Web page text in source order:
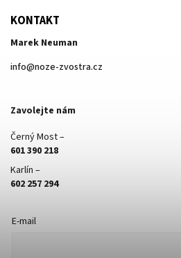
KONTAKT
Marek Neuman
info@noze-zvostra.cz
Zavolejte nám
Černý Most –
601 390 218
Karlín –
602 257 294
E-mail